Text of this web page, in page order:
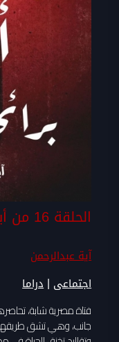
الحلقة 16 من أيام برائحة عطرك
آية عبدالرحمن
اجتماعى |دراما
فتاة مصرية شابة،
جانب، وهي تشق